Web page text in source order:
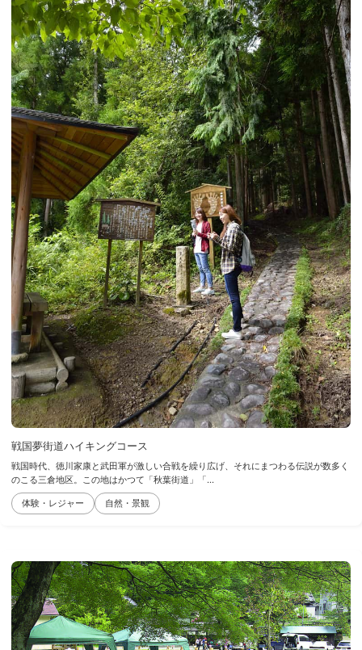
戦国夢街道ハイキングコース
戦国時代、徳川家康と武田軍が激しい合戦を繰り広げ、それにまつわる伝説が数多く
のこる三倉地区。この地はかつて「秋葉街道」「...
体験・レジャー 自然・景観